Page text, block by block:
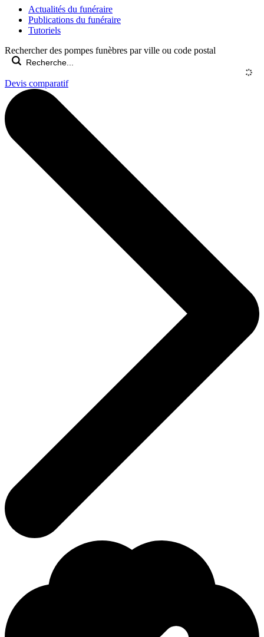
Actualités du funéraire
Publications du funéraire
Tutoriels
Rechercher des pompes funèbres par ville ou code postal
Devis comparatif